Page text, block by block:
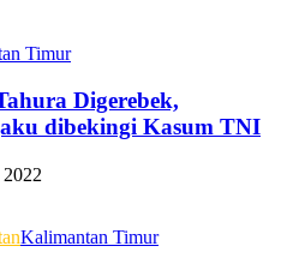
Timur
Digerebek,
dibekingi Kasum TNI
Kalimantan Timur